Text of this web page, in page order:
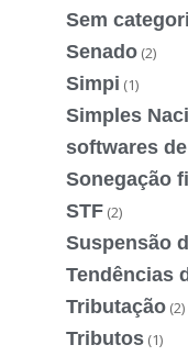
Sem
Senado (2)
Simpi (1)
Simples
softwares
Sonegação
STF (2)
Suspensão
Tendências
Tributação (2)
Tributos (1)